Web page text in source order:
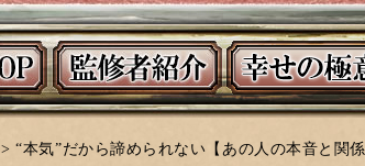
> “本気”だから諦められない【あの人の本音と関